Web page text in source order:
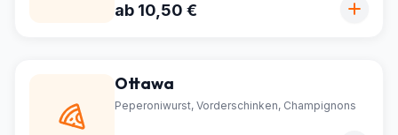
ab 10,50 €
Ottawa
Peperoniwurst, Vorderschinken, Champignons